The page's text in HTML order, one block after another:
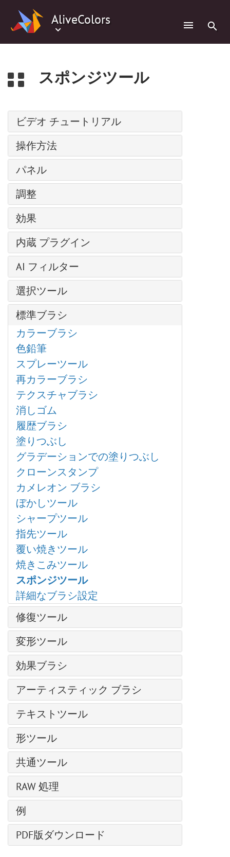
AliveColors
スポンジツール
ビデオ チュートリアル
パス上にテキスト
調整レイヤー
バッチ処理
人物の水彩画
スーパーヒーローの水彩画ポスター
コミック風の絵
輝くイラスト
クローンスタンプ
写真から人物を抽出する
クロマキー
SmartMask プラグイン
粒子＆流線
写真をパステル画に変換
芸術的効果
油絵効果
デジタルアート
爆発効果
古い写真の復元
ハイパス
カメレオンブラシ
プラグインの導入方法
テクスチャブラシ
ブラシエディター: シェイプを選択
ブラシエディター: 楕円形
シャドウに関する効果
シャープ効果、二階調効果
様式化に関する効果
ディスト―ション
ぼかし効果
Points プラグイン
Enhancer プラグイン
Neon プラグイン
NatureArt プラグイン
LightShop プラグイン
HDRFactory プラグイン
AirBrush プラグイン
整列ツールのオプション
白黒による調整
しきい値による調整
反転による調整
色相/彩度の調整
明るさ/コントラストの調整
カーブでの調整
レベル補正
画像のサイズ変更
ニューラル フィルター (AI)
インストール方法 (Win)
操作方法
インストール方法: Windows
インストール方法: Mac
インストール方法: Linux
プログラムの登録
ワークスペース
操作方法
新規イメージの作成
AKVIS形式
カラースペース
画像のサイズ変更
グラフィック タブレットでの作業
バッチ処理
バッチ変換
印刷
プログラムの環境設定
ホットキー
パネル
ナビゲーター
ツールバー
レイヤー
レイヤー効果
レイヤー マスク
クリッピング マスク
ブレンド モード
明るさによるブレンド
チャンネル
選択範囲
履歴
色
スウォッチ
色相環
アクション
ファイル情報
調整
レベル
カーブ
明るさ/コントラスト
露出度
部分的な彩度
色相/彩度
フォトフィルター
色バランス
特定色域の選択
カラー ルックアップ (3D LUT)
反転
しきい値
ポスタリゼーション
白黒
グラデーション マップ
非彩色
カラー マッチ
色の置き換え
均一化
効果
芸術的効果
— コミック
— ハーフトーン パターン
— リノカット効果
— ペン & インク
— 鉛筆画
— 写真複写
— ステンシル
— 粗いエッジ(縁）
ぼかし効果
ブラシ ストローク
チャンネル ミキサー
画像結合
ディスト―ション
ドロップシャドウ
グラマー効果
グリッチアート
ハイパス
レンズ補正
ノイズ
ページカール
ピクセル化
シャドウとハイライト
シャープ効果
テクスチャ塗りつぶし
二階調
内蔵 プラグイン
外部プラグイン
内蔵 プラグイン
AirBrush
Enhancer
HDRFactory
LightShop
MakeUp
NatureArt
Neon
Noise Buster
Points
SmartMask
AI フィルター
イメージを拡大
JPEG アーティファクト除去
モーション デブラー
ノイズ除去
選択ツール
基本選択ツール
自動選択ツール
クイック選択ツール
被写体の選択 AI
主被写体を選択 AI
色範囲
エッジの微調整
選択範囲の修正
選択コマンド
標準ブラシ
カラーブラシ
色鉛筆
スプレーツール
再カラーブラシ
テクスチャブラシ
消しゴム
履歴ブラシ
塗りつぶし
グラデーションでの塗りつぶし
クローンスタンプ
カメレオン ブラシ
ぼかしツール
シャープツール
指先ツール
覆い焼きツール
焼きこみツール
スポンジツール
詳細なブラシ設定
修復ツール
調整ブラシ
スポットリムーバー
赤目除去
歯のホワイトニング
変形ツール
手前に変形
奥に変形
膨張変形
しわ変形
ねじり変形
変形再構成
効果ブラシ
フラッフィー ブラシ
ヘア ブラシ
ブリストル ブラシ
スレッド ブラシ
ベール ブラシ
スモーク ブラシ
スパークル ブラシ
エナジー ブラシ
アーティスティック ブラシ
油絵用ブラシ
ローラー
フェルトペン
チョーク
鉛筆(アーティスティック)
スプレー(アーティスティック)
指先ツール (アーティスティック)
テキストツール
テキストツール
パス上にテキスト ツール
形ツール
形の編集
形の塗りつぶし
ストローク
共通ツール
整列ツール
移動ツール
切り取りツール
遠近法の切り取り
変形
RAW 処理
全般設定
色調カーブ
ディテール
例
天候を変更
AliveColors で写真を白黒に変換する5つの方法
PDF版ダウンロード